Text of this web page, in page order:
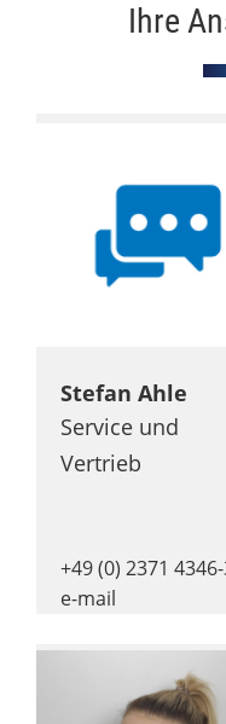
Ihre
Stefan Ahle
Service und
Vertrieb
+49 (0) 2371
e-mail